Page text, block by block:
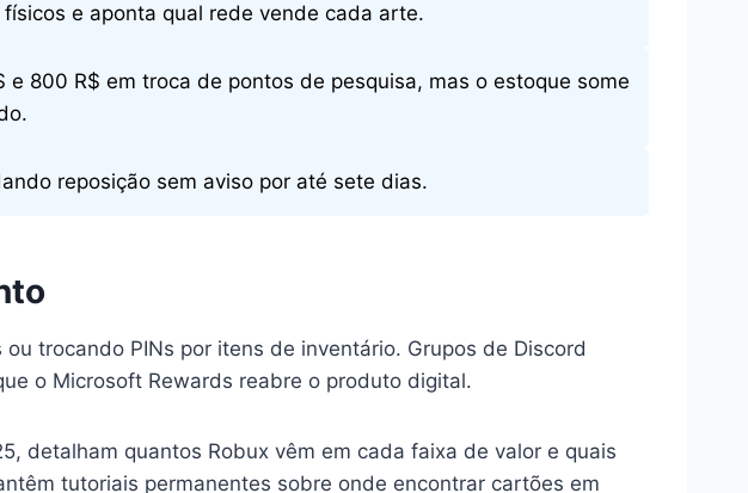
e aponta qual rede vende cada arte.
800 R$ em troca de pontos de pesquisa, mas o estoque some
reposição sem aviso por até sete dias.
trocando PINs por itens de inventário. Grupos de Discord
o Microsoft Rewards reabre o produto digital.
detalham quantos Robux vêm em cada faixa de valor e quais
tutoriais permanentes sobre onde encontrar cartões em